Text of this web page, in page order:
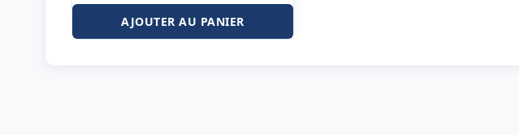
AJOUTER AU PANIER